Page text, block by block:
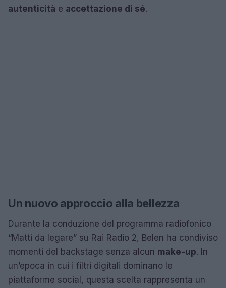
autenticità e accettazione di sé.
Un nuovo approccio alla bellezza
Durante la conduzione del programma radiofonico
“Matti da legare” su Rai Radio 2, Belen ha condiviso
momenti del backstage senza alcun make-up. In
un’epoca in cui i filtri digitali dominano le
piattaforme social, questa scelta rappresenta un